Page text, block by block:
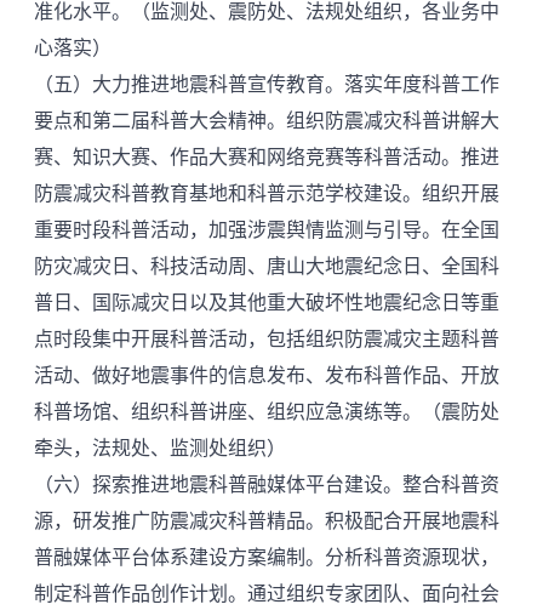
准化水平。（监测处、震防处、法规处组织，各业务中
心落实）
（五）大力推进地震科普宣传教育。落实年度科普工作
要点和第二届科普大会精神。组织防震减灾科普讲解大
赛、知识大赛、作品大赛和网络竞赛等科普活动。推进
防震减灾科普教育基地和科普示范学校建设。组织开展
重要时段科普活动，加强涉震舆情监测与引导。在全国
防灾减灾日、科技活动周、唐山大地震纪念日、全国科
普日、国际减灾日以及其他重大破坏性地震纪念日等重
点时段集中开展科普活动，包括组织防震减灾主题科普
活动、做好地震事件的信息发布、发布科普作品、开放
科普场馆、组织科普讲座、组织应急演练等。（震防处
牵头，法规处、监测处组织）
（六）探索推进地震科普融媒体平台建设。整合科普资
源，研发推广防震减灾科普精品。积极配合开展地震科
普融媒体平台体系建设方案编制。分析科普资源现状，
制定科普作品创作计划。通过组织专家团队、面向社会